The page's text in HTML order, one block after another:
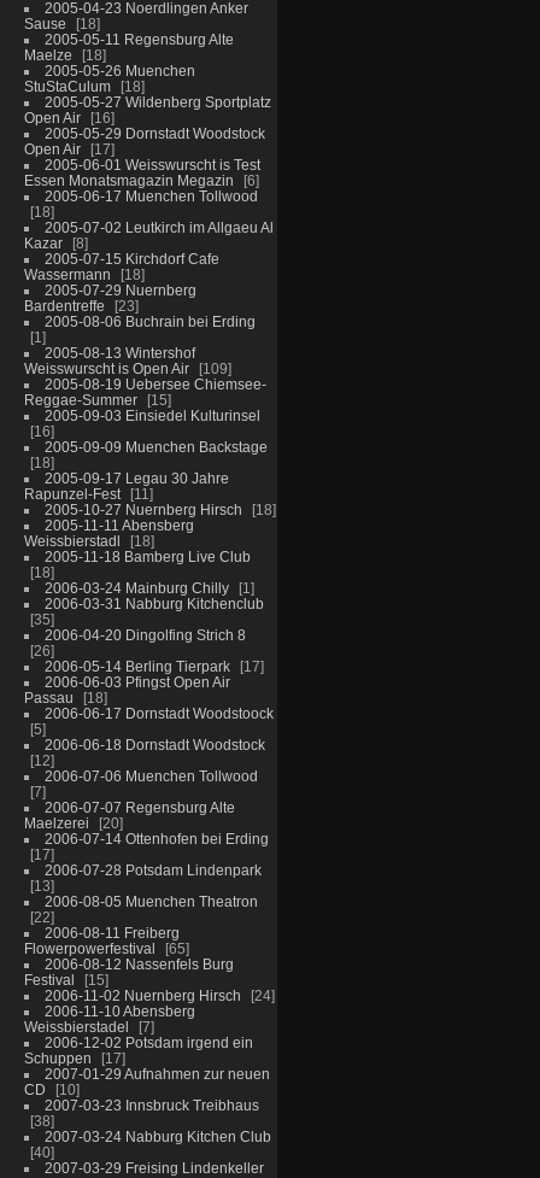
2005-04-23 Noerdlingen Anker
Sause
18
2005-05-11 Regensburg Alte
Maelze
18
2005-05-26 Muenchen
StuStaCulum
18
2005-05-27 Wildenberg Sportplatz
Open Air
16
2005-05-29 Dornstadt Woodstock
Open Air
17
2005-06-01 Weisswurscht is Test
Essen Monatsmagazin Megazin
6
2005-06-17 Muenchen Tollwood
18
2005-07-02 Leutkirch im Allgaeu Al
Kazar
8
2005-07-15 Kirchdorf Cafe
Wassermann
18
2005-07-29 Nuernberg
Bardentreffe
23
2005-08-06 Buchrain bei Erding
1
2005-08-13 Wintershof
Weisswurscht is Open Air
109
2005-08-19 Uebersee Chiemsee-
Reggae-Summer
15
2005-09-03 Einsiedel Kulturinsel
16
2005-09-09 Muenchen Backstage
18
2005-09-17 Legau 30 Jahre
Rapunzel-Fest
11
2005-10-27 Nuernberg Hirsch
18
2005-11-11 Abensberg
Weissbierstadl
18
2005-11-18 Bamberg Live Club
18
2006-03-24 Mainburg Chilly
1
2006-03-31 Nabburg Kitchenclub
35
2006-04-20 Dingolfing Strich 8
26
2006-05-14 Berling Tierpark
17
2006-06-03 Pfingst Open Air
Passau
18
2006-06-17 Dornstadt Woodstoock
5
2006-06-18 Dornstadt Woodstock
12
2006-07-06 Muenchen Tollwood
7
2006-07-07 Regensburg Alte
Maelzerei
20
2006-07-14 Ottenhofen bei Erding
17
2006-07-28 Potsdam Lindenpark
13
2006-08-05 Muenchen Theatron
22
2006-08-11 Freiberg
Flowerpowerfestival
65
2006-08-12 Nassenfels Burg
Festival
15
2006-11-02 Nuernberg Hirsch
24
2006-11-10 Abensberg
Weissbierstadel
7
2006-12-02 Potsdam irgend ein
Schuppen
17
2007-01-29 Aufnahmen zur neuen
CD
10
2007-03-23 Innsbruck Treibhaus
38
2007-03-24 Nabburg Kitchen Club
40
2007-03-29 Freising Lindenkeller